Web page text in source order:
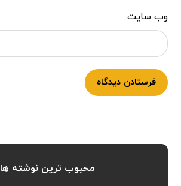
وب‌ سایت
فرستادن دیدگاه
محبوب ترین نوشته ها